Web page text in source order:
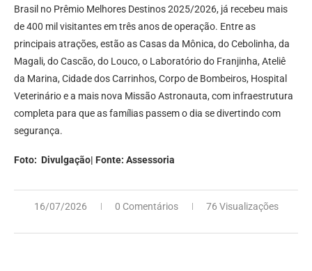
Brasil no Prêmio Melhores Destinos 2025/2026, já recebeu mais
de 400 mil visitantes em três anos de operação. Entre as
principais atrações, estão as Casas da Mônica, do Cebolinha, da
Magali, do Cascão, do Louco, o Laboratório do Franjinha, Ateliê
da Marina, Cidade dos Carrinhos, Corpo de Bombeiros, Hospital
Veterinário e a mais nova Missão Astronauta, com infraestrutura
completa para que as famílias passem o dia se divertindo com
segurança.
Foto: Divulgação| Fonte: Assessoria
16/07/2026 0 Comentários 76 Visualizações